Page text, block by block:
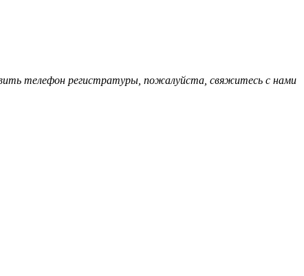
телефон регистратуры, пожалуйста, свяжитесь с нами